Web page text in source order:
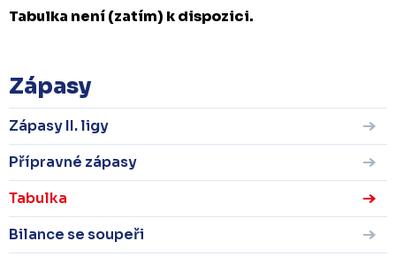
Tabulka není (zatím) k dispozici.
Zápasy
Zápasy II. ligy
Přípravné zápasy
Tabulka
Bilance se soupeři